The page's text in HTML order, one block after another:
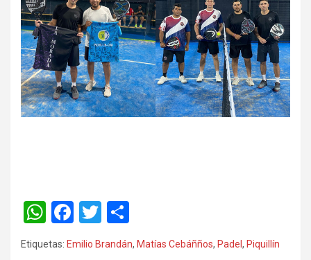
W
h
F
a
T
wi
o
Etiquetas: Emilio Brandán, Matías Cebáñños, Padel , Piquillín